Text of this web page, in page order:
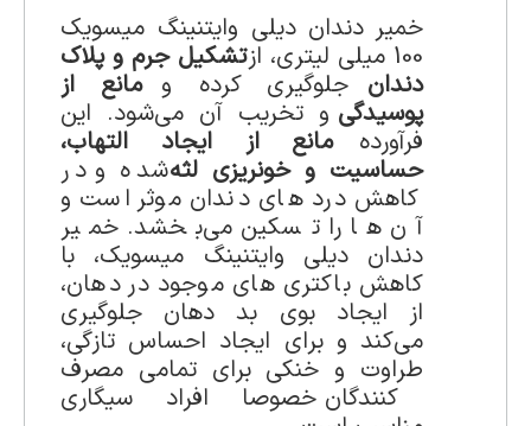
خمیر دندان دیلی وایتنینگ میسویک
100 میلی لیتری، از
تشکیل جرم و پلاک
دندان جلوگیری کرده ومانع از
پوسیدگی و تخریب آن می‌شود. این
فرآوردهمانع از ایجاد التهاب،
حساسیت و خونریزی لثهشده و در
کاهش درد های دندان موثر است و
آن ها را تسکین می‌بخشد. خمیر
دندان دیلی وایتنینگ میسویک، با
کاهش باکتری های موجود در دهان،
از ایجاد بوی بد دهان جلوگیری
می‌کند و برای ایجاد احساس تازگی،
طراوت و خنکی برای تمامی مصرف
کنندگان خصوصا افراد سیگاری